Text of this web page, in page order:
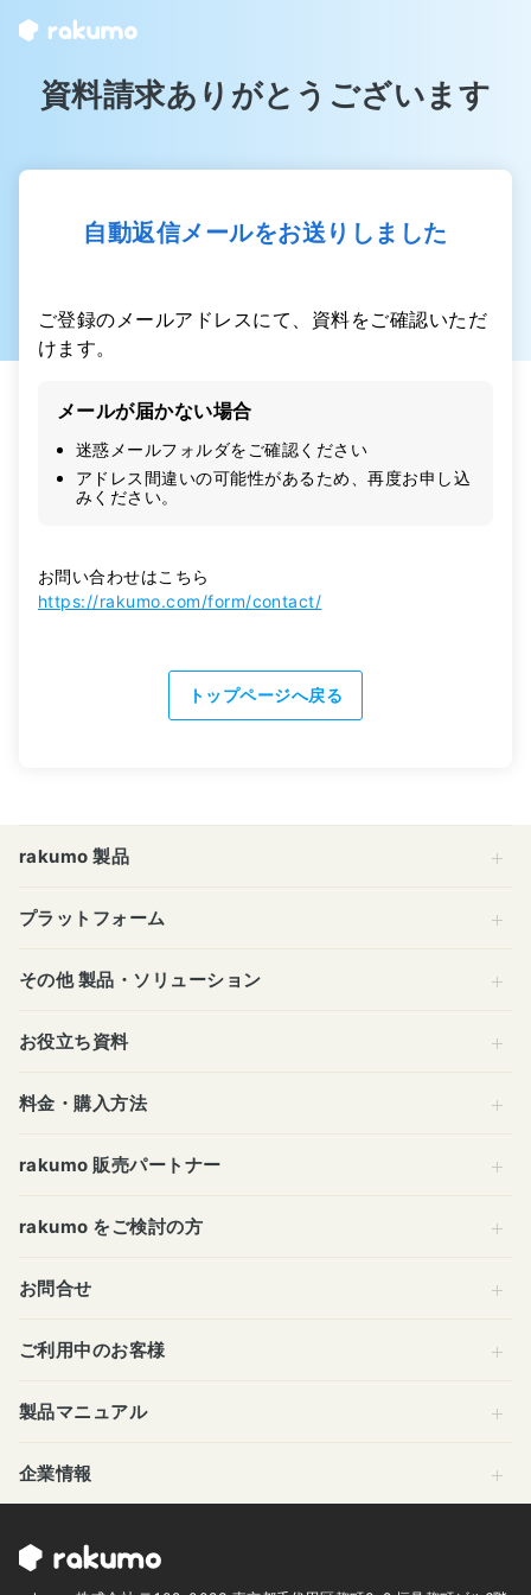
資料請求ありがとうございます
自動返信メールをお送りしました
ご登録のメールアドレスにて、資料をご確認いただ
けます。
メールが届かない場合
迷惑メールフォルダをご確認ください
アドレス間違いの可能性があるため、再度お申し込
みください。
お問い合わせはこちら
https://rakumo.com/form/contact/
トップページへ戻る
rakumo 製品
プラットフォーム
その他 製品・ソリューション
お役立ち資料
料金・購入方法
rakumo 販売パートナー
rakumo をご検討の方
お問合せ
ご利用中のお客様
製品マニュアル
企業情報